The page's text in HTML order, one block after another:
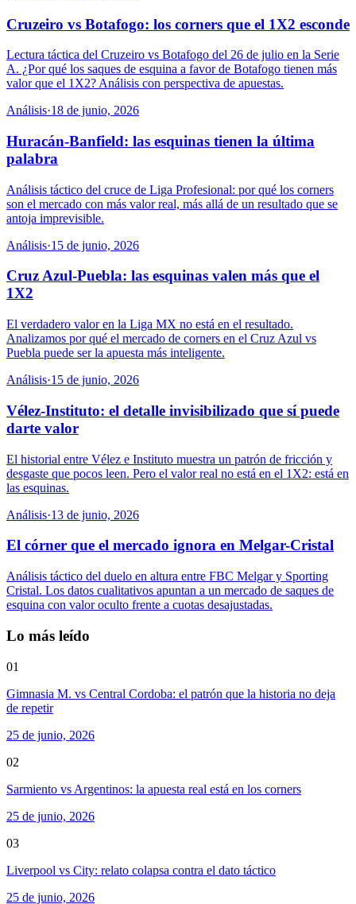
Cruzeiro vs Botafogo: los corners que el 1X2 esconde
Lectura táctica del Cruzeiro vs Botafogo del 26 de julio en la Serie
A. ¿Por qué los saques de esquina a favor de Botafogo tienen más
valor que el 1X2? Análisis con perspectiva de apuestas.
Análisis·18 de junio, 2026
Huracán-Banfield: las esquinas tienen la última
palabra
Análisis táctico del cruce de Liga Profesional: por qué los corners
son el mercado con más valor real, más allá de un resultado que se
antoja imprevisible.
Análisis·15 de junio, 2026
Cruz Azul-Puebla: las esquinas valen más que el
1X2
El verdadero valor en la Liga MX no está en el resultado.
Analizamos por qué el mercado de corners en el Cruz Azul vs
Puebla puede ser la apuesta más inteligente.
Análisis·15 de junio, 2026
Vélez-Instituto: el detalle invisibilizado que sí puede
darte valor
El historial entre Vélez e Instituto muestra un patrón de fricción y
desgaste que pocos leen. Pero el valor real no está en el 1X2: está en
las esquinas.
Análisis·13 de junio, 2026
El córner que el mercado ignora en Melgar-Cristal
Análisis táctico del duelo en altura entre FBC Melgar y Sporting
Cristal. Los datos cualitativos apuntan a un mercado de saques de
esquina con valor oculto frente a cuotas desajustadas.
Lo más leído
01
Gimnasia M. vs Central Cordoba: el patrón que la historia no deja
de repetir
25 de junio, 2026
02
Sarmiento vs Argentinos: la apuesta real está en los corners
25 de junio, 2026
03
Liverpool vs City: relato colapsa contra el dato táctico
25 de junio, 2026